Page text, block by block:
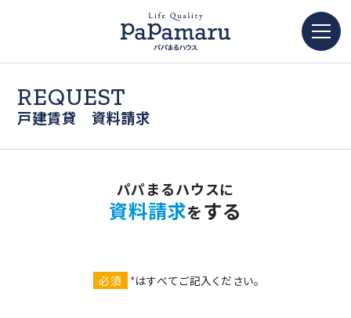
REQUEST
戸建賃貸 資料請求
パパまるハウスに
資料請求をする
必須 *はすべてご記入ください。